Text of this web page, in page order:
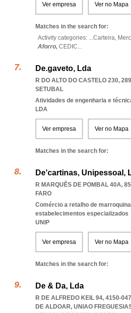
Ver empresa Ver no Mapa
Matches in the search for:
Activity categories: ...Carteira,
Aforro, CEDIC...
De.gaveto, Lda
R DO ALTO DO CASTELO 230,
SETUBAL
Atividades de engenharia e
LDA
Ver empresa Ver no Mapa
Matches in the search for:
De'cartinas, Unipessoal,
R MARQUÊS DE POMBAL 40A,
FARO
Comércio a retalho de
estabelecimentos especializados
UNIP
Ver empresa Ver no Mapa
Matches in the search for:
De & Da, Lda
R DE ALFREDO KEIL 94, 4150-
DE ALDOAR, UNIAO